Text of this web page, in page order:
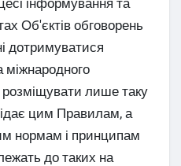
інформування та
Об'єктів обговорень
дотримуватися
міжнародного
розміщувати лише таку
цим Правилам, а
нормам і принципам
до таких на